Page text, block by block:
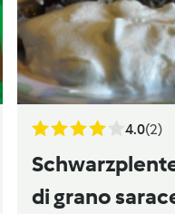
4.0(2)
di grano